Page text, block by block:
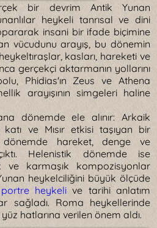
bir devrim Antik Yunan
heykeli tanrısal ve dini
insani bir ifade biçimine
vücudunu arayış, bu dönemin
kasları, hareketi ve
gerçekçi aktarmanın yollarını
Phidias'ın Zeus ve Athena
arayışının simgeleri haline
dönemde ele alınır: Arkaik
ve Mısır etkisi taşıyan bir
dönemde hareket, denge ve
Helenistik dönemde ise
ve karmaşık kompozisyonlar
heykelciliğini büyük ölçüde
portre heykeli ve tarihi anlatım
sağladı. Roma heykellerinde
hatlarına verilen önem aldı.